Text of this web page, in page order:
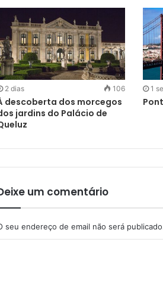
2 dias 106
descoberta dos morcegos
jardins do Palácio de
1
um comentário
seu endereço de email não será